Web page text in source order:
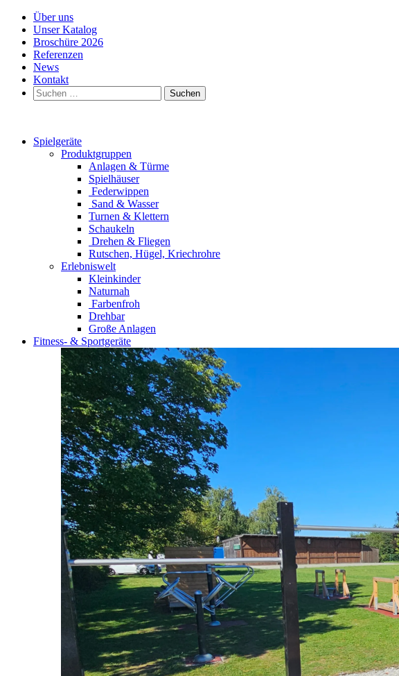
Über uns
Unser Katalog
Broschüre 2026
Referenzen
News
Kontakt
Suchen
nach:
Spielgeräte
Produktgruppen
Anlagen & Türme
Spielhäuser
Federwippen
Sand & Wasser
Turnen & Klettern
Schaukeln
Drehen & Fliegen
Rutschen, Hügel, Kriechrohre
Erlebniswelt
Kleinkinder
Naturnah
Farbenfroh
Drehbar
Große Anlagen
Fitness- & Sportgeräte